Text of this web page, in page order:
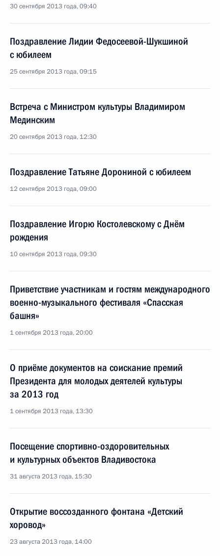
30 сентября 2013 года, 09:40
Поздравление Лидии Федосеевой-Шукшиной
с юбилеем
25 сентября 2013 года, 09:15
Встреча с Министром культуры Владимиром
Мединским
20 сентября 2013 года, 12:30
Поздравление Татьяне Дорониной с юбилеем
12 сентября 2013 года, 09:00
Поздравление Игорю Костолевскому с Днём
рождения
10 сентября 2013 года, 09:30
Приветствие участникам и гостям международного
военно-музыкального фестиваля «Спасская
башня»
1 сентября 2013 года, 20:00
О приёме документов на соискание премий
Президента для молодых деятелей культуры
за 2013 год
1 сентября 2013 года, 13:30
Посещение спортивно-оздоровительных
и культурных объектов Владивостока
31 августа 2013 года, 15:30
Открытие воссозданного фонтана «Детский
хоровод»
23 августа 2013 года, 14:00